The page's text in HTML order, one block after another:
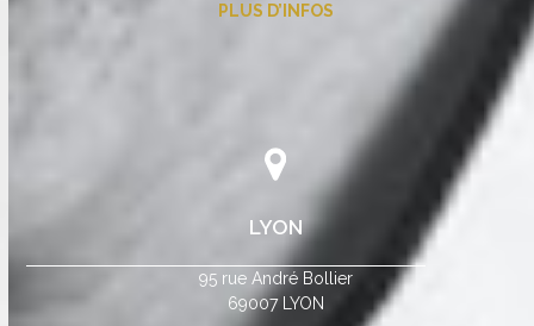
PLUS D’INFOS
LYON
95 rue André Bollier
69007 LYON